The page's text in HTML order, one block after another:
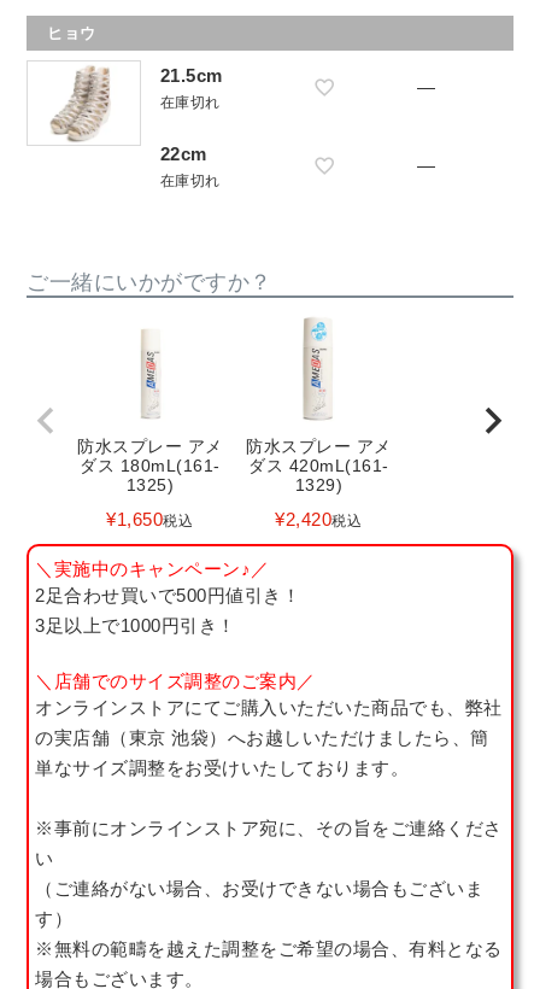
ヒョウ
21.5cm
在庫切れ
—
22cm
在庫切れ
—
ご一緒にいかがですか？
防水スプレー アメ
ダス 180mL(161-
1325)
¥1,650税込
防水スプレー アメ
ダス 420mL(161-
1329)
¥2,420税込
＼実施中のキャンペーン♪／
2足合わせ買いで500円値引き！
3足以上で1000円引き！
＼店舗でのサイズ調整のご案内／
オンラインストアにてご購入いただいた商品でも、弊社
の実店舗（東京 池袋）へお越しいただけましたら、簡
単なサイズ調整をお受けいたしております。
※事前にオンラインストア宛に、その旨をご連絡くださ
い
（ご連絡がない場合、お受けできない場合もございま
す）
※無料の範疇を越えた調整をご希望の場合、有料となる
場合もございます。